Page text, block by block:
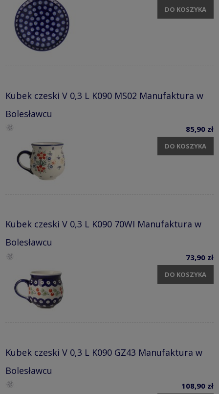
DO KOSZYKA
Kubek czeski V 0,3 L K090 MS02 Manufaktura w
Bolesławcu
85,90 zł
DO KOSZYKA
Kubek czeski V 0,3 L K090 70WI Manufaktura w
Bolesławcu
73,90 zł
DO KOSZYKA
Kubek czeski V 0,3 L K090 GZ43 Manufaktura w
Bolesławcu
108,90 zł